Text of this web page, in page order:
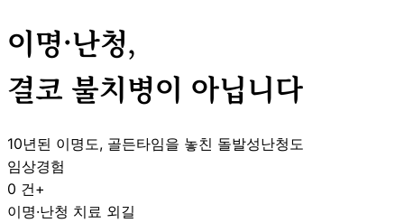
이명·난청,
결코 불치병이 아닙니다
10년된 이명도, 골든타임을 놓친 돌발성난청도
임상경험
0 건+
이명·난청 치료 외길